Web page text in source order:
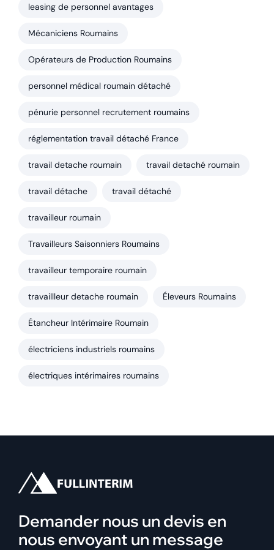
leasing de personnel avantages
Mécaniciens Roumains
Opérateurs de Production Roumains
personnel médical roumain détaché
pénurie personnel recrutement roumains
réglementation travail détaché France
travail detache roumain travail detaché roumain
travail détache travail détaché
travailleur roumain
Travailleurs Saisonniers Roumains
travailleur temporaire roumain
travaillleur detache roumain Éleveurs Roumains
Étancheur Intérimaire Roumain
électriciens industriels roumains
électriques intérimaires roumains
Demander nous un devis en
nous envoyant un message